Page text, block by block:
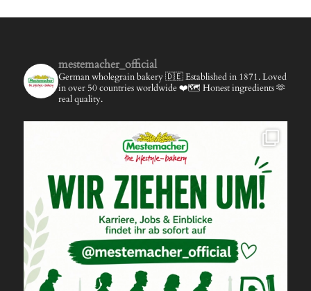
mestemacher_official
German wholegrain bakery 🇩🇪Established in 1871.Loved
in over 50 countries worldwide ❤️🗺️ Honest ingredients 🫶
real quality.